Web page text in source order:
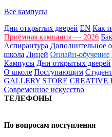
Все кампусы
Дни открытых дверей EN Как
Приёмная кампания — 2026
Аспирантура Дополнительное
школа Лицей Онлайн-обучение
Кампусы Дни открытых дверей
О школе Поступающим
GALLERY STORE CREATIVE
Современное искусство
ТЕЛЕФОНЫ
По вопросам поступления